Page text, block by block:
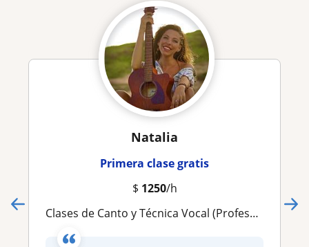
Natalia
Primera clase gratis
$ 1250/h
Clases de Canto y Técnica Vocal (Profesora certificada por MVT y IVA)